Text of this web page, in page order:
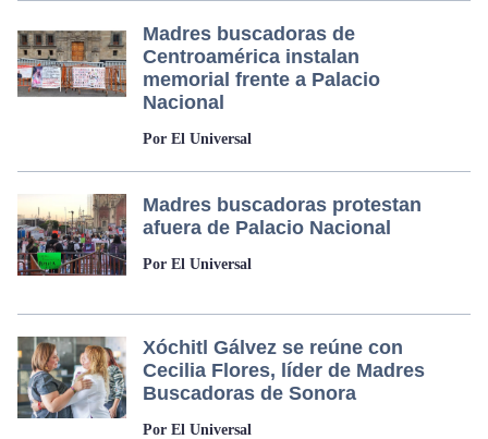
Madres buscadoras de
Centroamérica instalan
memorial frente a Palacio
Nacional
Por El Universal
Madres buscadoras protestan
afuera de Palacio Nacional
Por El Universal
Xóchitl Gálvez se reúne con
Cecilia Flores, líder de Madres
Buscadoras de Sonora
Por El Universal